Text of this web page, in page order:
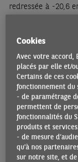
redressée à -20,6
revenus et de
épargner a reculé.
T1 2025 (chiffres
L’inflation est
à la
alimentaires et au
services a
% à 2,9.
France
Cookies
Avec votre accord,
placés par elle et/
Certains de ces
fonctionnement du
- de paramétrage
permettent de
fonctionnalités du
produits et services.
- de mesure
qu'à nos
sur notre site, et